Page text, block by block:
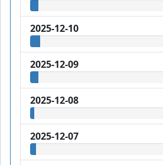
2025-12-10
2025-12-09
2025-12-08
2025-12-07